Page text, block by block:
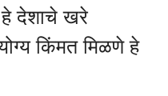
देशाचे खरे
किंमत मिळणे हे